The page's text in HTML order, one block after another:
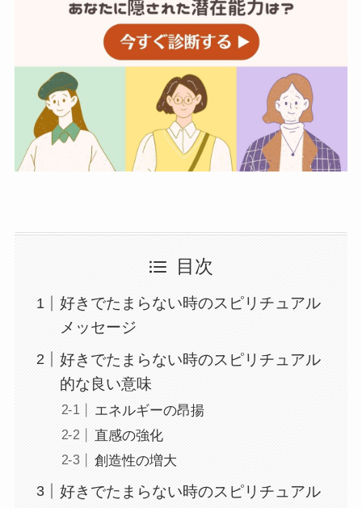
目次
好きでたまらない時のスピリチュアル
メッセージ
好きでたまらない時のスピリチュアル
的な良い意味
エネルギーの昂揚
直感の強化
創造性の増大
好きでたまらない時のスピリチュアル